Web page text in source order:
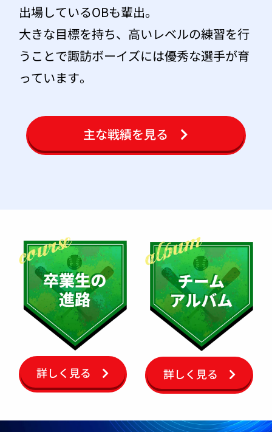
出場しているOBも輩出。
大きな目標を持ち、高いレベルの練習を行
うことで諏訪ボーイズには優秀な選手が育
っています。
主な戦績を見る
詳しく見る 詳しく見る